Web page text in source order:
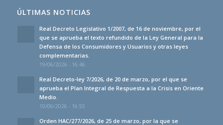
ÚLTIMAS NOTICIAS
Real Decreto Legislativo 1/2007, de 16 de noviembre, por el
que se aprueba el texto refundido de la Ley General para la
Defensa de los Consumidores y Usuarios y otras leyes
complementarias.
19/06/2026 - 16:46
Real Decreto-ley 7/2026, de 20 de marzo, por el que se
aprueba el Plan Integral de Respuesta a la Crisis en Oriente
Medio.
10/06/2026 - 16:55
Orden HAC/277/2026, de 25 de marzo, por la que se